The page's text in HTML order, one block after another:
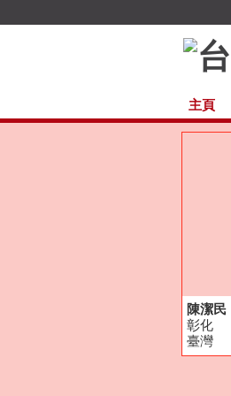
主頁
陳潔民
彰化
臺灣